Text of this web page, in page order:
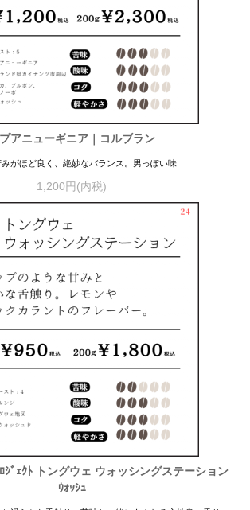
アニューギニア｜コルブラン
がほど良く、絶妙なバランス。男っぽい味
1,200円(内税)
ｼﾞｪｸﾄ トングウェ ウォッシングステーション
ｳｫｯｼｭ